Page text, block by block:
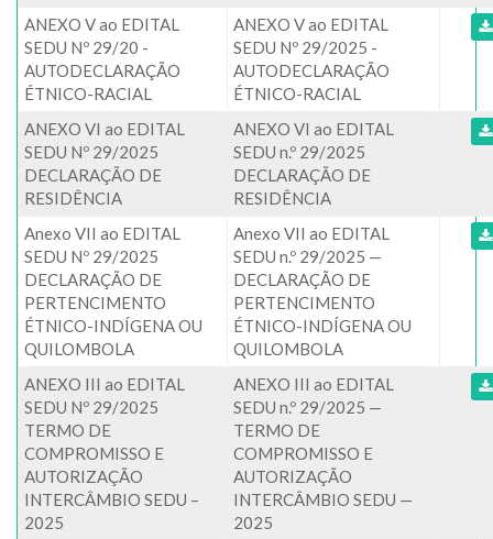
ANEXO V ao EDITAL
SEDU Nº 29/20 -
AUTODECLARAÇÃO
ÉTNICO-RACIAL
ANEXO V ao EDITAL
SEDU Nº 29/2025 -
AUTODECLARAÇÃO
ÉTNICO-RACIAL
ANEXO VI ao EDITAL
SEDU Nº 29/2025
DECLARAÇÃO DE
RESIDÊNCIA
ANEXO VI ao EDITAL
SEDU n.º 29/2025
DECLARAÇÃO DE
RESIDÊNCIA
Anexo VII ao EDITAL
SEDU Nº 29/2025
DECLARAÇÃO DE
PERTENCIMENTO
ÉTNICO-INDÍGENA OU
QUILOMBOLA
Anexo VII ao EDITAL
SEDU n.º 29/2025 —
DECLARAÇÃO DE
PERTENCIMENTO
ÉTNICO-INDÍGENA OU
QUILOMBOLA
ANEXO III ao EDITAL
SEDU Nº 29/2025
TERMO DE
COMPROMISSO E
AUTORIZAÇÃO
INTERCÂMBIO SEDU –
2025
ANEXO III ao EDITAL
SEDU n.º 29/2025 —
TERMO DE
COMPROMISSO E
AUTORIZAÇÃO
INTERCÂMBIO SEDU —
2025